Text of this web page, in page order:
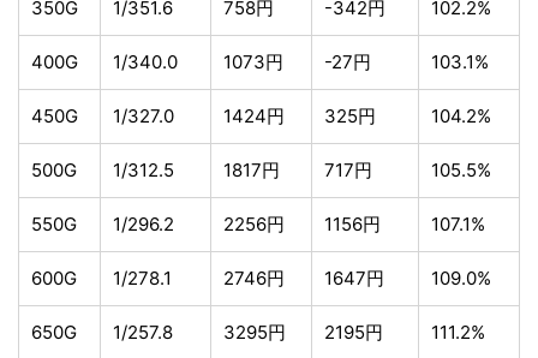
350G 1/351.6 758円 -342円 102.2%
400G 1/340.0 1073円 -27円 103.1%
450G 1/327.0 1424円 325円 104.2%
500G 1/312.5 1817円 717円 105.5%
550G 1/296.2 2256円 1156円 107.1%
600G 1/278.1 2746円 1647円 109.0%
650G 1/257.8 3295円 2195円 111.2%